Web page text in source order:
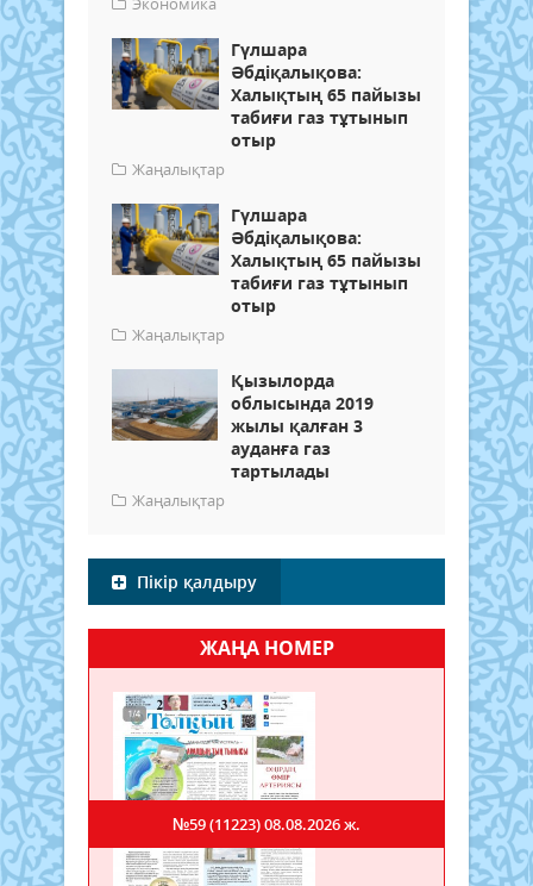
Гүлшара
Әбдіқалықова:
Халықтың 65 пайызы
табиғи газ тұтынып
отыр
Жаңалықтар
Гүлшара
Әбдіқалықова:
Халықтың 65 пайызы
табиғи газ тұтынып
отыр
Жаңалықтар
Қызылорда
облысында 2019
жылы қалған 3
ауданға газ
тартылады
Жаңалықтар
Пікір қалдыру
ЖАҢА НОМЕР
№59 (11223)08.08.2026 ж.